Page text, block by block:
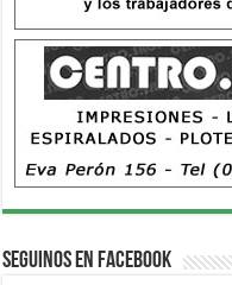
Seguinos en Facebook